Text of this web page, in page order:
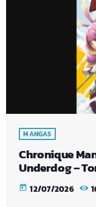
MANGAS
Chronique
Underdog –
today 12/07/2026